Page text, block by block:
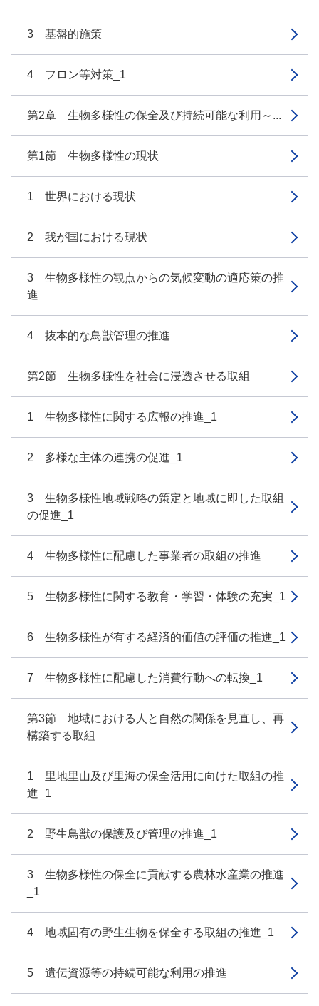
3 基盤的施策
4 フロン等対策_1
第2章 生物多様性の保全及び持続可能な利用～...
第1節 生物多様性の現状
1 世界における現状
2 我が国における現状
3 生物多様性の観点からの気候変動の適応策の推
進
4 抜本的な鳥獣管理の推進
第2節 生物多様性を社会に浸透させる取組
1 生物多様性に関する広報の推進_1
2 多様な主体の連携の促進_1
3 生物多様性地域戦略の策定と地域に即した取組
の促進_1
4 生物多様性に配慮した事業者の取組の推進
5 生物多様性に関する教育・学習・体験の充実_1
6 生物多様性が有する経済的価値の評価の推進_1
7 生物多様性に配慮した消費行動への転換_1
第3節 地域における人と自然の関係を見直し、再
構築する取組
1 里地里山及び里海の保全活用に向けた取組の推
進_1
2 野生鳥獣の保護及び管理の推進_1
3 生物多様性の保全に貢献する農林水産業の推進
_1
4 地域固有の野生生物を保全する取組の推進_1
5 遺伝資源等の持続可能な利用の推進